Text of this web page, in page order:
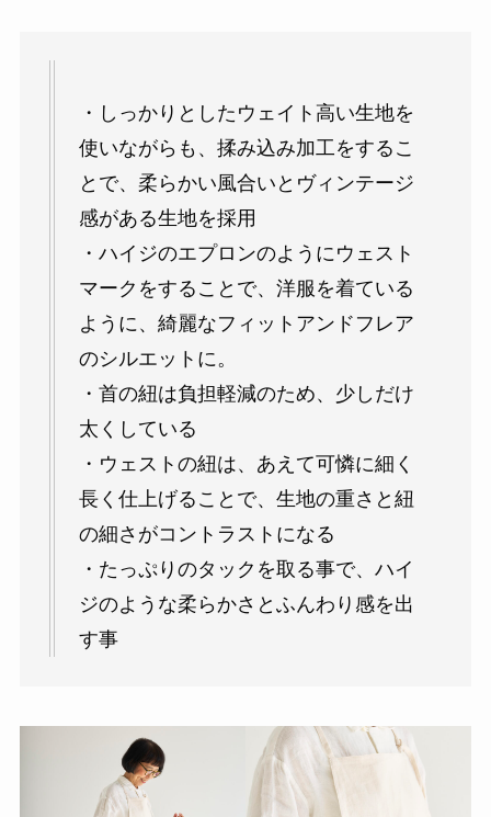
・しっかりとしたウェイト高い生地を
使いながらも、揉み込み加工をするこ
とで、柔らかい風合いとヴィンテージ
感がある生地を採用
・ハイジのエプロンのようにウェスト
マークをすることで、洋服を着ている
ように、綺麗なフィットアンドフレア
のシルエットに。
・首の紐は負担軽減のため、少しだけ
太くしている
・ウェストの紐は、あえて可憐に細く
長く仕上げることで、生地の重さと紐
の細さがコントラストになる
・たっぷりのタックを取る事で、ハイ
ジのような柔らかさとふんわり感を出
す事